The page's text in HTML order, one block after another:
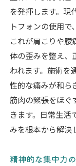
を発揮します。現
トフォンの使用で
これが肩こりや
体の歪みを整え
われます。施術を
性的な痛みが和ら
筋肉の緊張をほぐ
きます。日常生活
みを根本から解決
精神的な集中力